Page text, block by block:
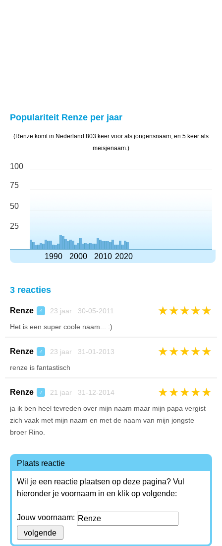
Populariteit Renze per jaar
(Renze komt in Nederland 803 keer voor als jongensnaam, en 5 keer als
meisjenaam.)
100
75
50
25
1990 2000 2010 2020
3 reacties
Renze ♂ 23 jaar 30-05-2011 ★★★★★
Het is een super coole naam... :)
Renze ♂ 23 jaar 31-01-2013 ★★★★★
renze is fantastisch
Renze ♂ 21 jaar 31-12-2014 ★★★★★
ja ik ben heel tevreden over mijn naam maar mijn papa vergist
zich vaak met mijn naam en met de naam van mijn jongste
broer Rino.
Plaats reactie
Wil je een reactie plaatsen op deze pagina? Vul
hieronder je voornaam in en klik op volgende:
Jouw voornaam: